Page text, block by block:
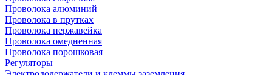
Проволока алюминий
Проволока в прутках
Проволока нержавейка
Проволока омедненная
Проволока порошковая
Регуляторы